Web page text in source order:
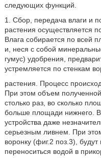
следующих функций.
1. Сбор, передача влаги и
растения осуществляется
Влага собирается по всей
и, неся с собой
гумус) удобрения,
устремляется по стенкам
растения. Процесс
При этом объем
столько раз, во сколько
больше площади нижнего.
устройства даже
серьезным ливнем. При
воронку (фиг.2 поз.3),
переноситься водой в